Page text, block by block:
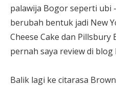
palawija Bogor seperti ubi
berubah bentuk jadi New
Cheese Cake dan Pillsbury
pernah saya review di blog
Balik lagi ke citarasa